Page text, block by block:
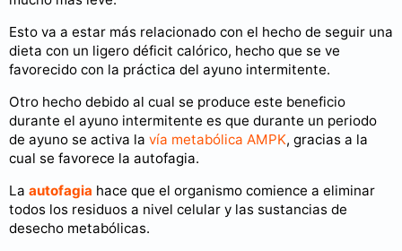
Esto va a estar más relacionado con el hecho de seguir una
dieta con un ligero déficit calórico, hecho que se ve
favorecido con la práctica del ayuno intermitente.
Otro hecho debido al cual se produce este beneficio
durante el ayuno intermitente es que durante un periodo
de ayuno se activa la vía metabólica AMPK, gracias a la
cual se favorece la autofagia.
La autofagia hace que el organismo comience a eliminar
todos los residuos a nivel celular y las sustancias de
desecho metabólicas.